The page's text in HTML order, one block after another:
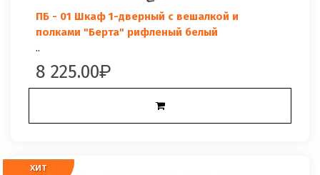
ПБ - 01 Шкаф 1-дверный с вешалкой и
полками "Берта" рифленый белый
..
8 225.00
ХИТ
ХИТ